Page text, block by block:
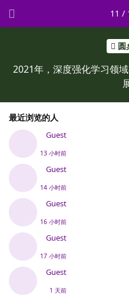
圆
2021年，深度强化学习领
最近浏览的人
Guest
13 小时前
Guest
14 小时前
Guest
16 小时前
Guest
17 小时前
Guest
1 天前
11 /